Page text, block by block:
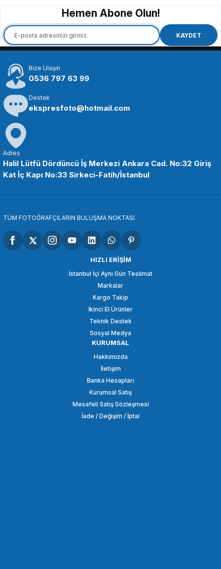
Comica CVM-WM100 Kablosuz Yaka Mikrofonu
3.573,90 TL
OEM
OEM Marka GP01 Aksiyon Kamera Bağlantı Aparatı
COMİCA
Comica CVM-WM100H Röportaj EL Mikrofonu
SEPETE EKLE
Comica CVM-WM100 Plus Çift Kişilik Yaka Mikrofonu
Hemen Abone Olun!
KAYDET
Bize Ulaşın
0536 797 63 99
Destek
ekspresfoto@hotmail.com
Adres
Halil Lütfü Dördüncü İş Merkezi Ankara Cad. No:32 Giriş
Kat İç Kapı No:33 Sirkeci-Fatih/İstanbul
TÜM FOTOĞRAFÇILARIN BULUŞMA NOKTASI
HIZLI ERİŞİM
İstanbul İçi Aynı Gün Teslimat
Markalar
Kargo Takip
İkinci El Ürünler
Teknik Destek
Sosyal Medya
KURUMSAL
Hakkımızda
İletişim
Banka Hesapları
Kurumsal Satış
Mesafeli Satış Sözleşmesi
İade / Değişim / İptal